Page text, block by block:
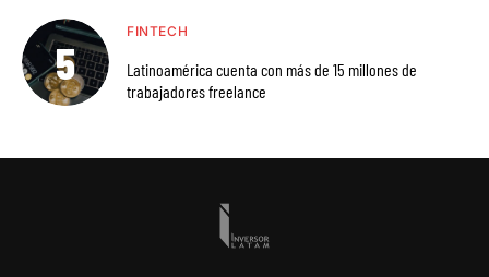
FINTECH
Latinoamérica cuenta con más de 15 millones de
trabajadores freelance